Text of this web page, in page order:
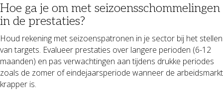
Hoe ga je om met seizoensschommelingen
in de prestaties?
Houd rekening met seizoenspatronen in je sector bij het stellen
van targets. Evalueer prestaties over langere perioden (6-12
maanden) en pas verwachtingen aan tijdens drukke periodes
zoals de zomer of eindejaarsperiode wanneer de arbeidsmarkt
krapper is.